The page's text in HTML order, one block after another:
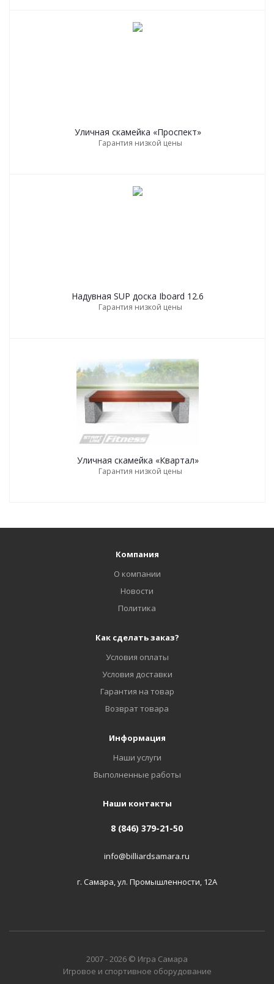
Уличная скамейка «Проспект»
Гарантия низкой цены
Надувная SUP дoска Iboard 12.6
Гарантия низкой цены
Уличная скамейка «Квартал»
Гарантия низкой цены
Компания
О компании
Новости
Политика
Как сделать заказ?
Условия оплаты
Условия доставки
Гарантия на товар
Возврат товара
Информация
Наши услуги
Выполненные работы
Наши контакты
8 (846) 379-21-50
info@billiardsamara.ru
г. Самара, ул. Промышленности, 12А
2007 - 2026 © Игра Самара
Игровое и спортивное оборудование